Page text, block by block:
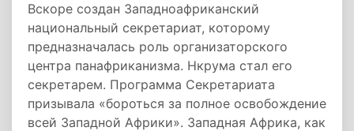
Вскоре создан Западноафриканский
национальный секретариат, которому
предназначалась роль организаторского
центра панафриканизма. Нкрума стал его
секретарем. Программа Секретариата
призывала «бороться за полное освобождение
всей Западной Африки». Западная Африка, как